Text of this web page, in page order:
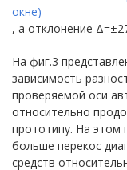
, а отклонение
На фиг.3
зависимость
проверяемой оси
относительно
прототипу. На этом
больше перекос
средств